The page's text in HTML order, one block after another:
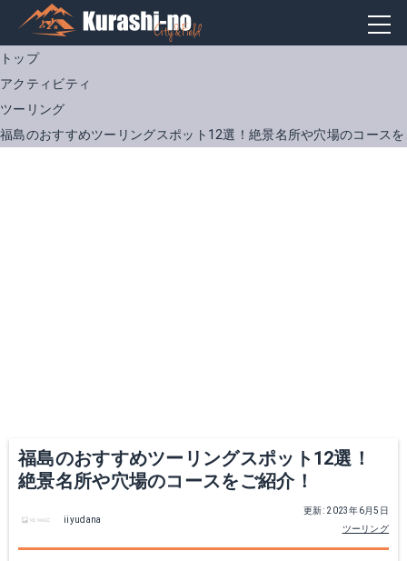
トップ
アクティビティ
ツーリング
福島のおすすめツーリングスポット12選！絶景名所や穴場のコース
福島のおすすめツーリングスポット12選！
絶景名所や穴場のコースをご紹介！
更新: 2023年6月5日
ツーリング
iiyudana